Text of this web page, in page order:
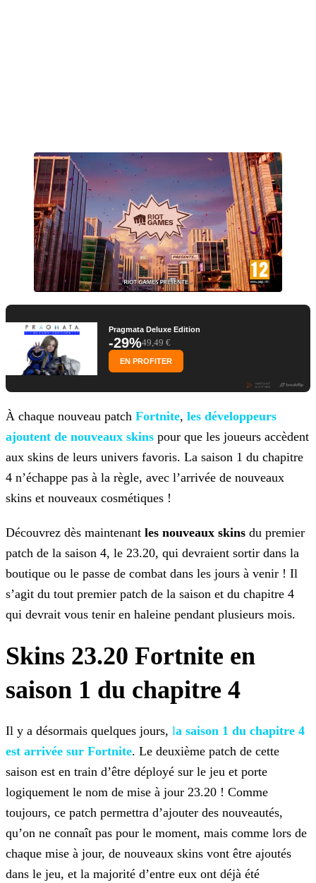
Pragmata Deluxe Edition
-29%49,49 €
EN PROFITER
À chaque nouveau patch Fortnite, les développeurs
ajoutent de nouveaux skins pour que les joueurs accèdent
aux skins de leurs univers favoris. La saison 1 du chapitre
4 n’échappe pas à la règle, avec l’arrivée de nouveaux
skins et nouveaux cosmétiques !
Découvrez dès maintenant les nouveaux skins du premier
patch de la saison 4, le 23.20, qui devraient sortir dans la
boutique ou le passe de combat dans les jours à venir ! Il
s’agit du tout premier patch de la saison et du chapitre 4
qui devrait vous tenir en haleine pendant plusieurs mois.
Skins 23.20 Fortnite en
saison 1 du chapitre 4
Il y a désormais quelques jours, la saison 1 du chapitre 4
est arrivée sur Fortnite. Le deuxième patch de cette
saison est en train d’être déployé sur le jeu et porte
logiquement le nom de mise à jour 23.20 ! Comme
toujours, ce patch permettra d’ajouter des nouveautés,
qu’on ne connaît pas pour le moment, mais comme lors de
chaque mise à jour, de nouveaux skins vont être ajoutés
dans le jeu, et la majorité d’entre eux ont déjà été